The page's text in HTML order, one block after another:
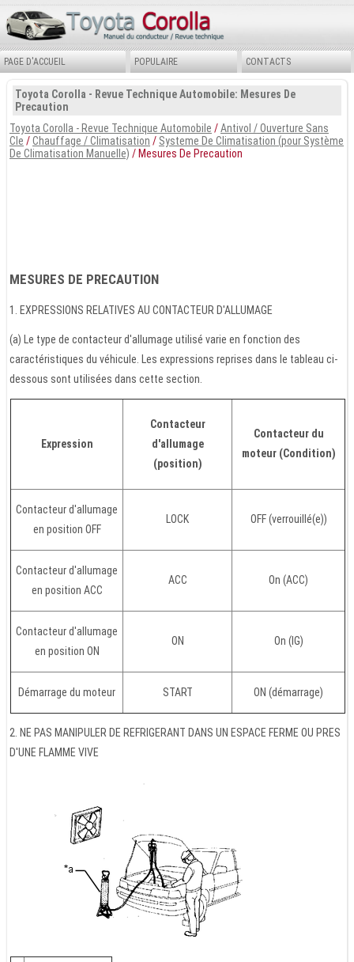
PAGE D'ACCUEIL POPULAIRE CONTACTS
Toyota Corolla - Revue Technique Automobile: Mesures De
Precaution
Toyota Corolla - Revue Technique Automobile /Antivol / Ouverture Sans
Cle /Chauffage / Climatisation / Systeme De Climatisation (pour Système
De Climatisation Manuelle) / Mesures De Precaution
MESURES DE PRECAUTION
1. EXPRESSIONS RELATIVES AU CONTACTEUR D'ALLUMAGE
(a) Le type de contacteur d'allumage utilisé varie en fonction des
caractéristiques du véhicule. Les expressions reprises dans le tableau ci-
dessous sont utilisées dans cette section.
Expression
Contacteur
d'allumage
(position)
Contacteur du
moteur (Condition)
Contacteur d'allumage
en position OFF
LOCK OFF (verrouillé(e))
Contacteur d'allumage
en position ACC
ACC On (ACC)
Contacteur d'allumage
en position ON
ON On (IG)
Démarrage du moteur START ON (démarrage)
2. NE PAS MANIPULER DE REFRIGERANT DANS UN ESPACE FERME OU PRES
D'UNE FLAMME VIVE